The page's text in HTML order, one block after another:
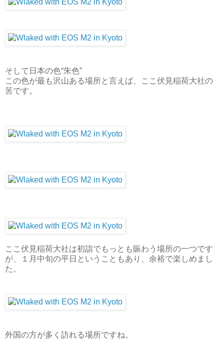
そして日本の色“朱色”
この色が最も沢山ある場所と言えば、ここ伏見稲荷大社の
筈です。
ここ伏見稲荷大社は初詣でもっとも賑わう場所の一つです
が、１月中旬の平日ということもあり、余裕で楽しめまし
た。
外国の方が多く訪れる場所ですね。